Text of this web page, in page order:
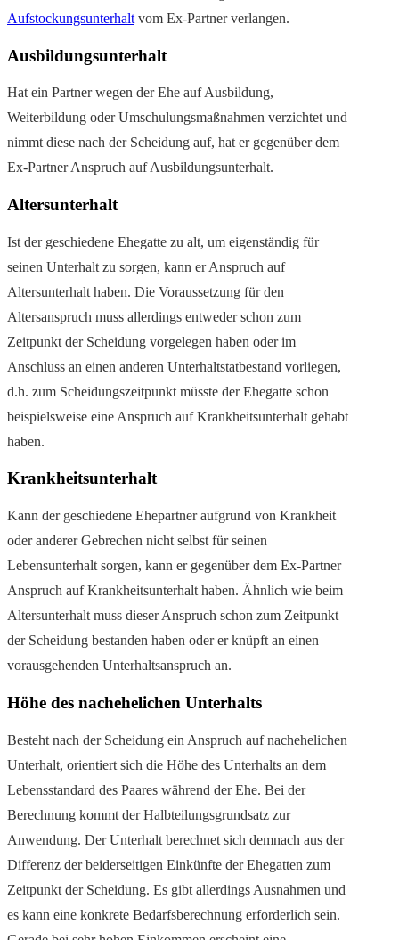
Aufstockungsunterhalt vom Ex-Partner verlangen.
Ausbildungsunterhalt
Hat ein Partner wegen der Ehe auf Ausbildung,
Weiterbildung oder Umschulungsmaßnahmen verzichtet und
nimmt diese nach der Scheidung auf, hat er gegenüber dem
Ex-Partner Anspruch auf Ausbildungsunterhalt.
Altersunterhalt
Ist der geschiedene Ehegatte zu alt, um eigenständig für
seinen Unterhalt zu sorgen, kann er Anspruch auf
Altersunterhalt haben. Die Voraussetzung für den
Altersanspruch muss allerdings entweder schon zum
Zeitpunkt der Scheidung vorgelegen haben oder im
Anschluss an einen anderen Unterhaltstatbestand vorliegen,
d.h. zum Scheidungszeitpunkt müsste der Ehegatte schon
beispielsweise eine Anspruch auf Krankheitsunterhalt gehabt
haben.
Krankheitsunterhalt
Kann der geschiedene Ehepartner aufgrund von Krankheit
oder anderer Gebrechen nicht selbst für seinen
Lebensunterhalt sorgen, kann er gegenüber dem Ex-Partner
Anspruch auf Krankheitsunterhalt haben. Ähnlich wie beim
Altersunterhalt muss dieser Anspruch schon zum Zeitpunkt
der Scheidung bestanden haben oder er knüpft an einen
vorausgehenden Unterhaltsanspruch an.
Höhe des nachehelichen Unterhalts
Besteht nach der Scheidung ein Anspruch auf nachehelichen
Unterhalt, orientiert sich die Höhe des Unterhalts an dem
Lebensstandard des Paares während der Ehe. Bei der
Berechnung kommt der Halbteilungsgrundsatz zur
Anwendung. Der Unterhalt berechnet sich demnach aus der
Differenz der beiderseitigen Einkünfte der Ehegatten zum
Zeitpunkt der Scheidung. Es gibt allerdings Ausnahmen und
es kann eine konkrete Bedarfsberechnung erforderlich sein.